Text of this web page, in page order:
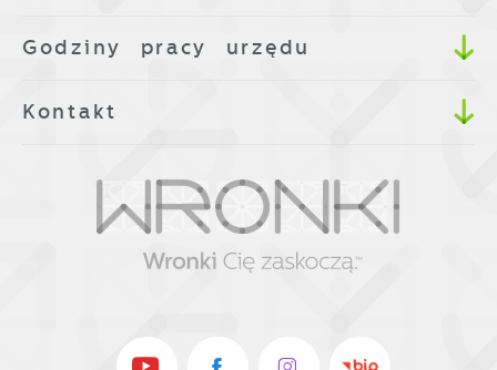
Godziny pracy urzędu
Kontakt